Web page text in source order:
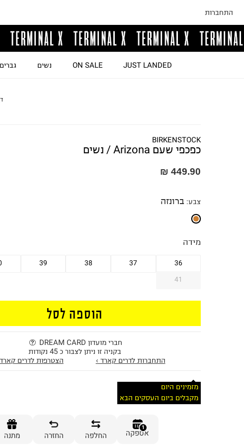
התחברות
JUST LANDED
ON SALE נשים גברים
BIRKENSTOCK
כפכפי שעם Arizona / נשים
449.90 ₪
צבע: ברונזה
מידה
36
37
38
39
41
הוספה לסל
חברי מועדון DREAM CARD
בקניה זו ניתן לצבור כ 45 נקודות
התחברות לדרים קארד ›
הצטרפות לדרים
מזמינים היום
מקבלים ביום העסקים הבא
1
אספקה החלפה החזרה מתנה